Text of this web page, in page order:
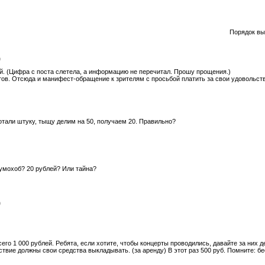
Порядок
(Цифра с поста слетела, а информацию не перечитал. Прошу прощения.)
Отсюда и манифест-обращение к зрителям с просьбой платить за свои
штуку, тыщу делим на 50, получаем 20. Правильно?
20 рублей? Или тайна?
1 000 рублей. Ребята, если хотите, чтобы концерты проводились, давайте за них
должны свои средства выкладывать. (за аренду) В этот раз 500 руб. Помните: